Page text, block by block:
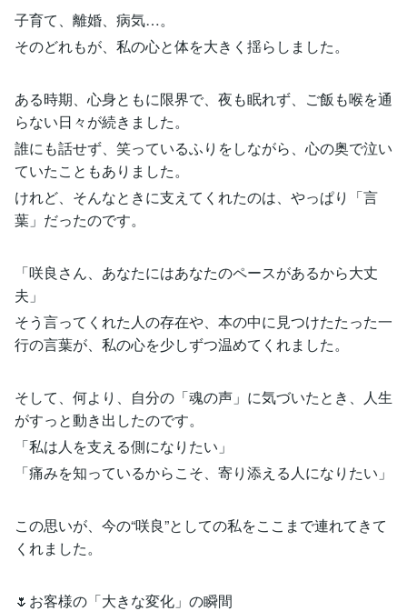
子育て、離婚、病気…。
そのどれもが、私の心と体を大きく揺らしました。
ある時期、心身ともに限界で、夜も眠れず、ご飯も喉を通
らない日々が続きました。
誰にも話せず、笑っているふりをしながら、心の奥で泣い
ていたこともありました。
けれど、そんなときに支えてくれたのは、やっぱり「言
葉」だったのです。
「咲良さん、あなたにはあなたのペースがあるから大丈
夫」
そう言ってくれた人の存在や、本の中に見つけたたった一
行の言葉が、私の心を少しずつ温めてくれました。
そして、何より、自分の「魂の声」に気づいたとき、人生
がすっと動き出したのです。
「私は人を支える側になりたい」
「痛みを知っているからこそ、寄り添える人になりたい」
この思いが、今の“咲良”としての私をここまで連れてきて
くれました。
🌷お客様の「大きな変化」の瞬間